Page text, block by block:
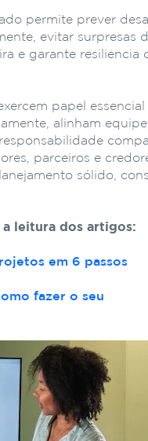
permite prever
evitar surpresas
e garante resiliência
papel
alinham
parceiros e
sólido,
a leitura dos artigos:
em 6 passos
fazer o seu